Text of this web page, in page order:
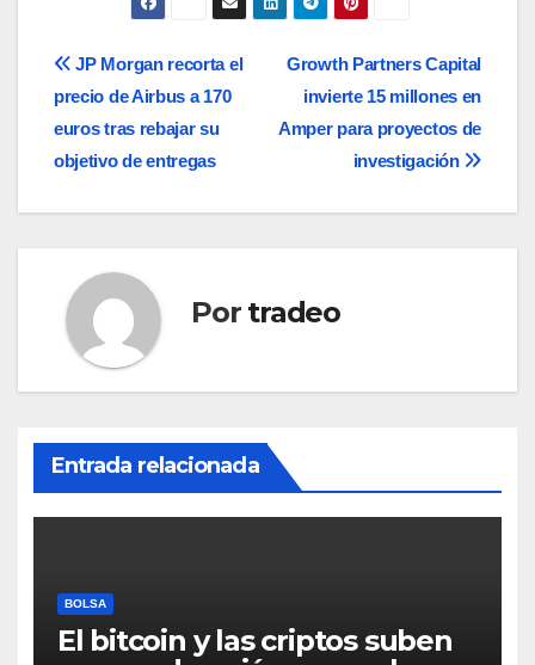
Navegación
de
entradas
Growth Partners Capital
invierte 15 millones en
Amper para proyectos de
investigación
JP Morgan recorta el
precio de Airbus a 170
euros tras rebajar su
objetivo de entregas
Por tradeo
Entrada relacionada
BOLSA
El bitcoin y las criptos suben